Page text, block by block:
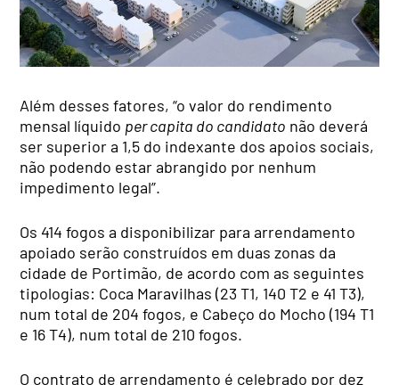
Além desses fatores, “o valor do rendimento
mensal líquido per capita do candidato não deverá
ser superior a 1,5 do indexante dos apoios sociais,
não podendo estar abrangido por nenhum
impedimento legal”.
Os 414 fogos a disponibilizar para arrendamento
apoiado serão construídos em duas zonas da
cidade de Portimão, de acordo com as seguintes
tipologias: Coca Maravilhas (23 T1, 140 T2 e 41 T3),
num total de 204 fogos, e Cabeço do Mocho (194 T1
e 16 T4), num total de 210 fogos.
O contrato de arrendamento é celebrado por dez